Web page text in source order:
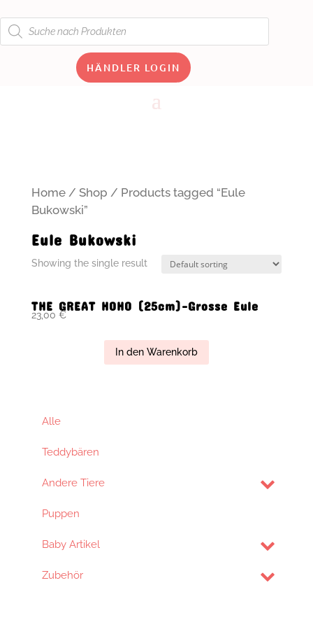
Products
search
HÄNDLER LOGIN
Home/ Shop / Products tagged “Eule
Bukowski”
Eule Bukowski
Showing the single result
THE GREAT HOHO (25cm)-Grosse Eule
23,00 €
In den Warenkorb
Alle
Teddybären
Andere Tiere
Puppen
Baby Artikel
Zubehör